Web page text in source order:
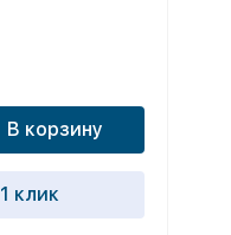
В корзину
клик